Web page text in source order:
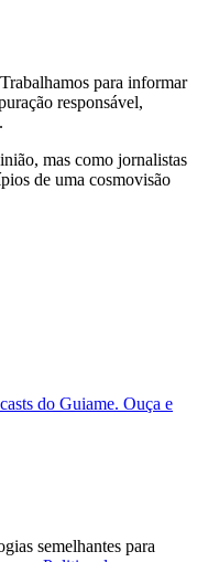
para informar
responsável,
mas como jornalistas
de uma cosmovisão
do Guiame. Ouça e
semelhantes para